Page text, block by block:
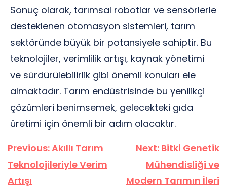
Sonuç olarak, tarımsal robotlar ve sensörlerle
desteklenen otomasyon sistemleri, tarım
sektöründe büyük bir potansiyele sahiptir. Bu
teknolojiler, verimlilik artışı, kaynak yönetimi
ve sürdürülebilirlik gibi önemli konuları ele
almaktadır. Tarım endüstrisinde bu yenilikçi
çözümleri benimsemek, gelecekteki gıda
üretimi için önemli bir adım olacaktır.
Yazı
gezinmesi
Previous:Akıllı Tarım
Teknolojileriyle Verim
Artışı
Next: Bitki Genetik
Mühendisliği ve
Modern Tarımın İleri